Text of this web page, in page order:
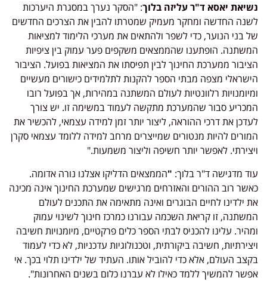
נשיאת יאסא ד"ר עליזה בלוך: "הסקר נערך במסגרת היערכות
לשנה החדשה ומחקר מעמיק שמטרתו להבין את הצרכים החדשים
של בני הנוער, כדי לשפר ולהתאים את מערכי הלימוד למציאות
המשתנה. הופתענו שהממצאים משקפים פער עמוק בין ציפיות
הציבור ממערכת החינוך לבין תפיסתו את המציאות בפועל. הציבור
הישראלי מצפה מבתי הספר להקנות לתלמידים כישורים מעשיים
ומיומנויות רלוונטיות לעולם המשתנה במהירות, אך בפועל רובו
המכריע סבור שהמערכת מתקשה לעמוד במשימה זו. יש צורך
לעדכן את דרכי ההוראה, ליצור יותר זמן למידה עצמאי, להכשיר את
המורים להיות מנטורים שמייצרים מרחב למידה ללומד עצמאי סקרן
ויצירתי. לאפשר יותר חשיפה וליצור משמעות."
עוד מדגישה ד"ר בלוך: "הממצאים הדליקו אצלנו נורה אדומה.
כאשר רוב ההורים והאזרחים מרגישים שמערכת החינוך אינה מכינה
את ילדינו לחיים הבוגרים ואינה מתאימה את התכנים לעולם
המשתנה, זו קריאת השכמה עבורנו כמרכז חינוך לשינוי עמוק
ומהיר. עלינו להכניס לבתי הספר כלים פרקטיים, מיומנויות חשיבה
ויצירתיות, חשיבה ביקורתית, וטכנולוגיות עדכניות, לא כדי לעמוד
בקצב העולם, אלא כדי להוביל אותו. העתיד של ילדינו תלוי בכך. אי
אפשר להמשיך ללמד כאילו לא עברנו כלום בשנים האחרונות".